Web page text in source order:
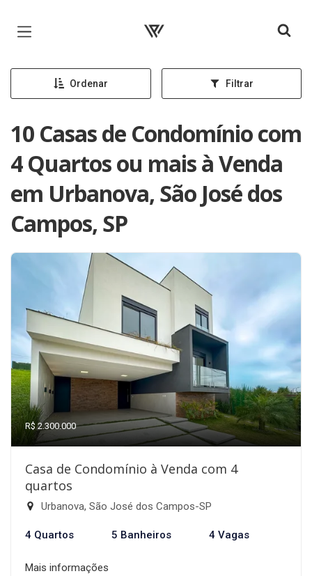
Página inicial
Ordenar Filtrar
10 Casas de Condomínio com
4 Quartos ou mais à Venda
em Urbanova, São José dos
Campos, SP
R$ 2.300.000
Casa de Condomínio à Venda com 4
quartos
Urbanova, São José dos Campos-SP
4 Quartos 5 Banheiros 4 Vagas
Mais informações